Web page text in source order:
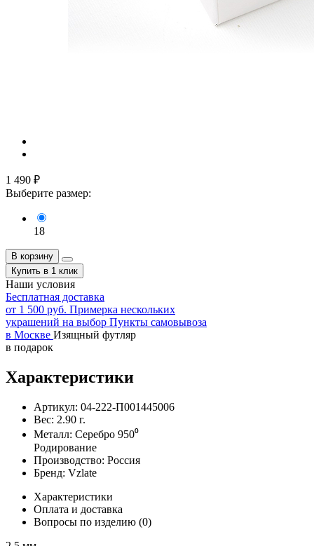
1 490 ₽
Выберите размер:
18
В корзину
Купить в 1 клик
Наши условия
Бесплатная доставка
от 1 500 руб. Примерка нескольких
украшений на выбор Пункты самовывоза
в Москве Изящный футляр
в подарок
Характеристики
Артикул: 04-222-П001445006
Вес: 2.90 г.
Металл: Серебро 950⁰
Родирование
Производство: Россия
Бренд: Vzlate
Характеристики
Оплата и доставка
Вопросы по изделию (0)